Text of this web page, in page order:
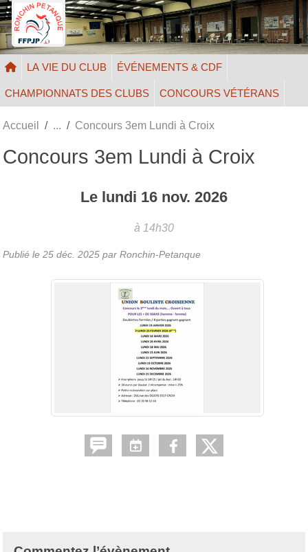
LA VIE DU CLUB ÉVÉNEMENTS & CDF
CHAMPIONNATS DES CLUBS CONCOURS VÉTÉRANS
Accueil Concours 3em Lundi à Croix
Concours 3em Lundi à Croix
Le lundi 16 nov. 2026
à 14h30
Publié le 25 déc. 2025 par Ronchin-Petanque
Panneau de gestion des cookies